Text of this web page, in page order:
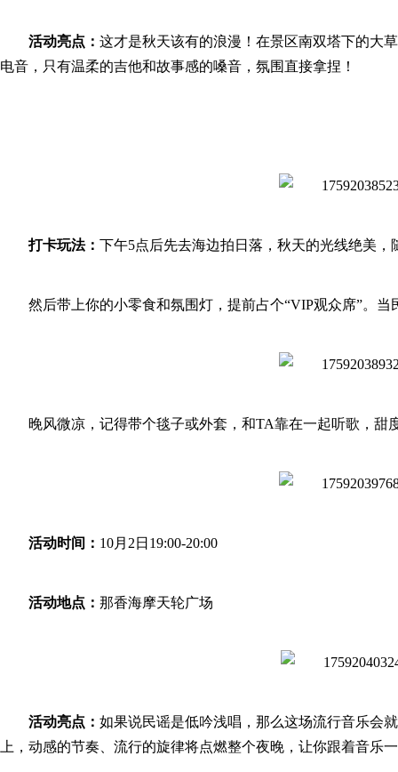
活动亮点： 这才是秋天该有的浪漫！在景区南双塔下的大
电音，只有温柔的吉他和故事感的嗓音，氛围直接拿捏！
打卡玩法： 下午5点后先去海边拍日落，秋天的光线绝美，
然后带上你的小零食和氛围灯，提前占个“VIP观众席”。
晚风微凉，记得带个毯子或外套，和TA靠在一起听歌，甜
活动时间： 10月2日19:00-20:00
活动地点： 那香海摩天轮广场
活动亮点： 如果说民谣是低吟浅唱，那么这场流行音乐会
上，动感的节奏、流行的旋律将点燃整个夜晚，让你跟着音乐